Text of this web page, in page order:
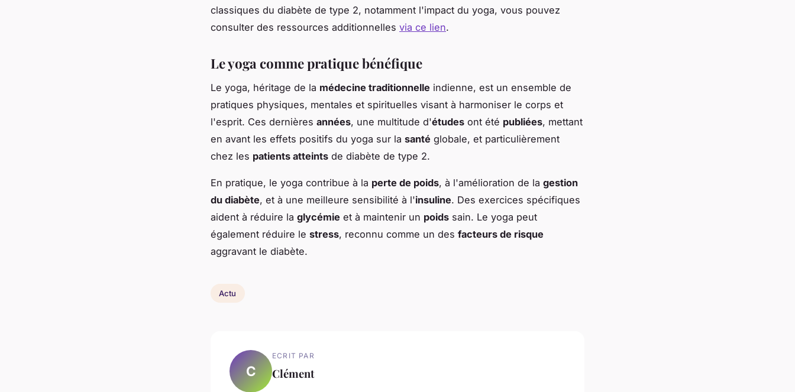
classiques du diabète de type 2, notamment l'impact du yoga, vous pouvez
consulter des ressources additionnelles via ce lien.
Le yoga comme pratique bénéfique
Le yoga, héritage de la médecine traditionnelle indienne, est un ensemble de
pratiques physiques, mentales et spirituelles visant à harmoniser le corps et
l'esprit. Ces dernières années, une multitude d'études ont été publiées, mettant
en avant les effets positifs du yoga sur la santé globale, et particulièrement
chez les patients atteints de diabète de type 2.
En pratique, le yoga contribue à la perte de poids, à l'amélioration de la gestion
du diabète, et à une meilleure sensibilité à l'insuline. Des exercices spécifiques
aident à réduire la glycémie et à maintenir un poids sain. Le yoga peut
également réduire le stress, reconnu comme un des facteurs de risque
aggravant le diabète.
Actu
C
ECRIT PAR
Clément